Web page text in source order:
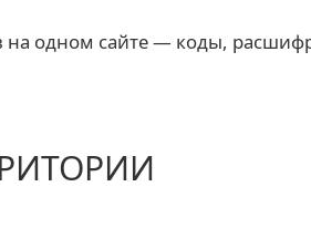
на одном сайте — коды,